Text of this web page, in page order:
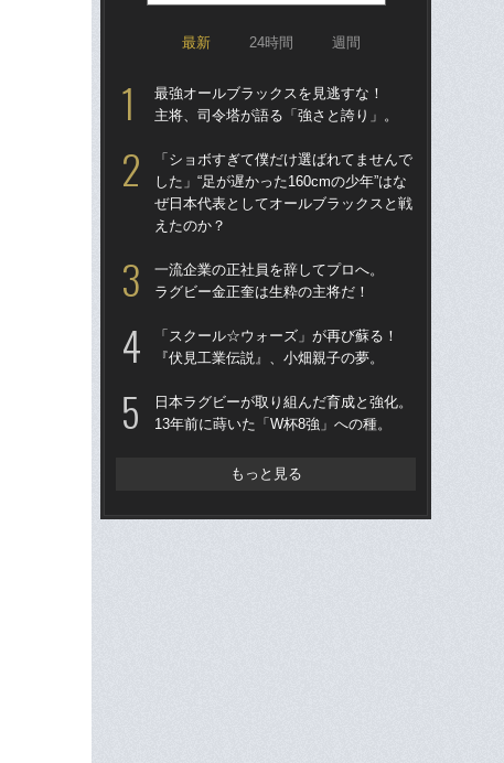
最新 24時間 週間
最強オールブラックスを見逃すな！
主将、司令塔が語る「強さと誇り」。
「ショボすぎて僕だけ選ばれてませんで
した」“足が遅かった160cmの少年”はな
ぜ日本代表としてオールブラックスと戦
えたのか？
一流企業の正社員を辞してプロへ。
ラグビー金正奎は生粋の主将だ！
「スクール☆ウォーズ」が再び蘇る！
『伏見工業伝説』、小畑親子の夢。
日本ラグビーが取り組んだ育成と強化。
13年前に蒔いた「W杯8強」への種。
もっと見る